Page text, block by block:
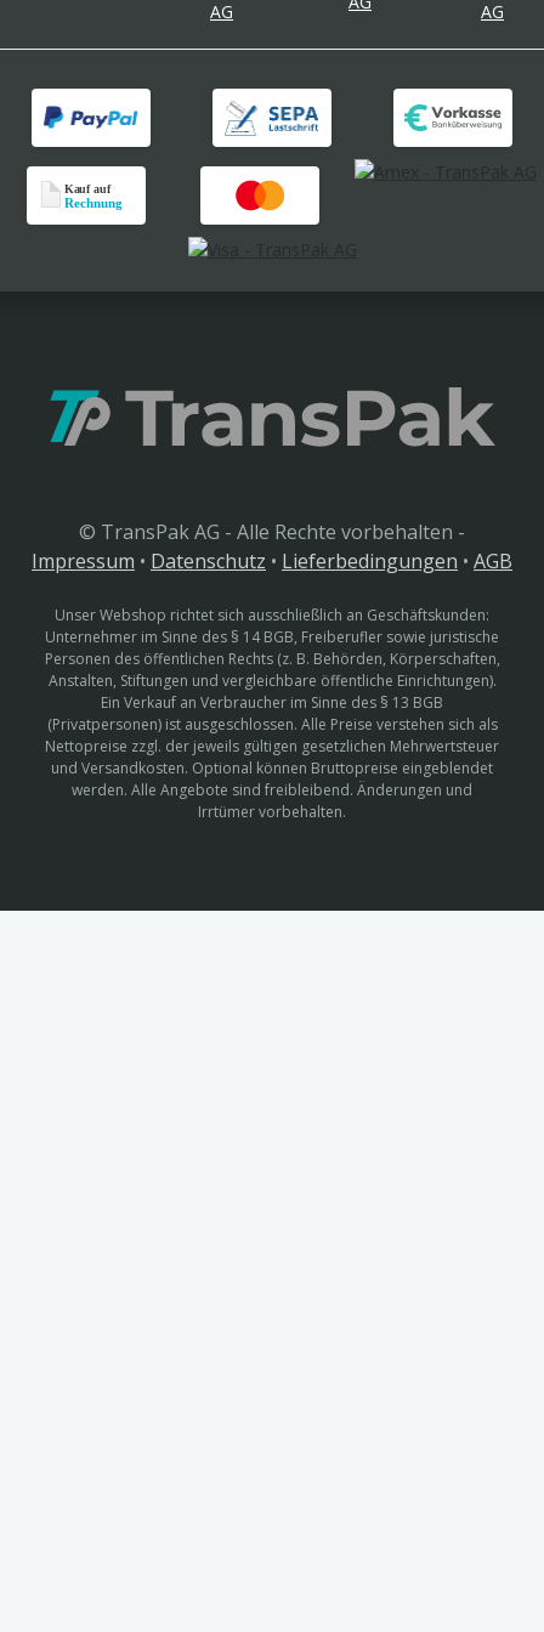
© TransPak AG - Alle Rechte vorbehalten -
Impressum • Datenschutz • Lieferbedingungen • AGB
Unser Webshop richtet sich ausschließlich an Geschäftskunden:
Unternehmer im Sinne des § 14 BGB, Freiberufler sowie juristische
Personen des öffentlichen Rechts (z. B. Behörden, Körperschaften,
Anstalten, Stiftungen und vergleichbare öffentliche Einrichtungen).
Ein Verkauf an Verbraucher im Sinne des § 13 BGB
(Privatpersonen) ist ausgeschlossen. Alle Preise verstehen sich als
Nettopreise zzgl. der jeweils gültigen gesetzlichen Mehrwertsteuer
und Versandkosten. Optional können Bruttopreise eingeblendet
werden. Alle Angebote sind freibleibend. Änderungen und
Irrtümer vorbehalten.